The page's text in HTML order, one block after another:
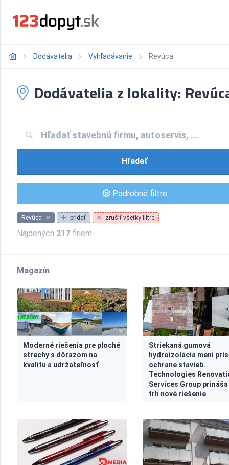
Dodávatelia Vyhľadávanie Revúca
Dodávatelia z lokality:
Hľadať
Podrobné filtre
Revúca pridať zrušiť všetky filtre
Nájdených 217 firiem
Magazín
Moderné riešenia pre ploché
strechy s dôrazom na
kvalitu a udržateľnosť
Striekaná gumová
hydroizolácia mení
ochrane stavieb.
Technologies
Services Group prináša
trh nové riešenie